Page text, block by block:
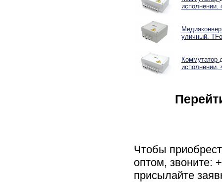
исполнении.
уличный.
Коммутатор
исполнении.
Чтобы
оптом, звоните:
присылайте